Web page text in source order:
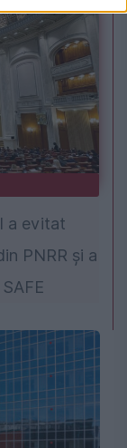
a evitat
PNRR și a